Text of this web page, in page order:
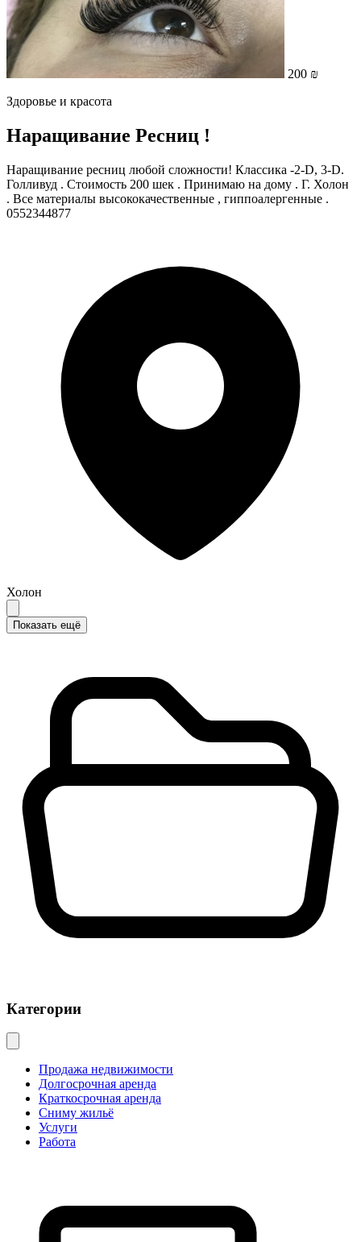
200 ₪
Здоровье и красота
Наращивание Ресниц !
Наращивание ресниц любой сложности! Классика -2-D, 3-D.
Голливуд . Стоимость 200 шек . Принимаю на дому . Г. Холон
. Все материалы высококачественные , гиппоалергенные .
0552344877
Холон
Показать ещё
Категории
Продажа недвижимости
Долгосрочная аренда
Краткосрочная аренда
Сниму жильё
Услуги
Работа